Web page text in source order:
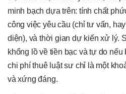
minh bạch dựa trên: tính chất
công việc yêu cầu (chỉ tư vấn,
diện), và thời gian dự kiến xử lý.
khổng lồ về tiền bạc và tự do
chi phí thuê luật sư chỉ là một
và xứng đáng.